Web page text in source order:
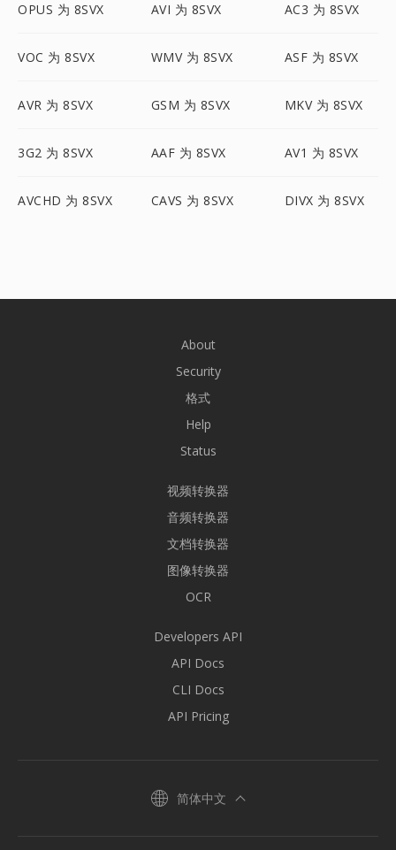
OPUS 为 8SVX AVI 为 8SVX AC3 为 8SVX
VOC 为 8SVX WMV 为 8SVX ASF 为 8SVX
AVR 为 8SVX GSM 为 8SVX MKV 为 8SVX
3G2 为 8SVX AAF 为 8SVX AV1 为 8SVX
AVCHD 为 8SVX CAVS 为 8SVX DIVX 为 8SVX
About
Security
格式
Help
Status
视频转换器
音频转换器
文档转换器
图像转换器
OCR
Developers API
API Docs
CLI Docs
API Pricing
简体中文